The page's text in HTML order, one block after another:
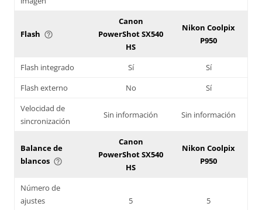
Flash help_outline
Canon
PowerShot SX540
HS
Nikon Coolpix
P950
Flash integrado Sí
Sí
Flash externo
No
Sí
Velocidad de
sincronización
Sin información Sin información
Balance de
blancos help_outline
Canon
PowerShot SX540
HS
Nikon Coolpix
P950
Número de
ajustes
5 5